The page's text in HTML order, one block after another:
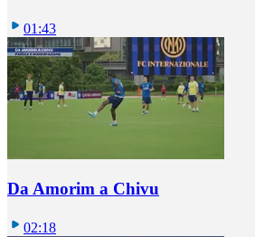
01:43
Da Amorim a Chivu
02:18